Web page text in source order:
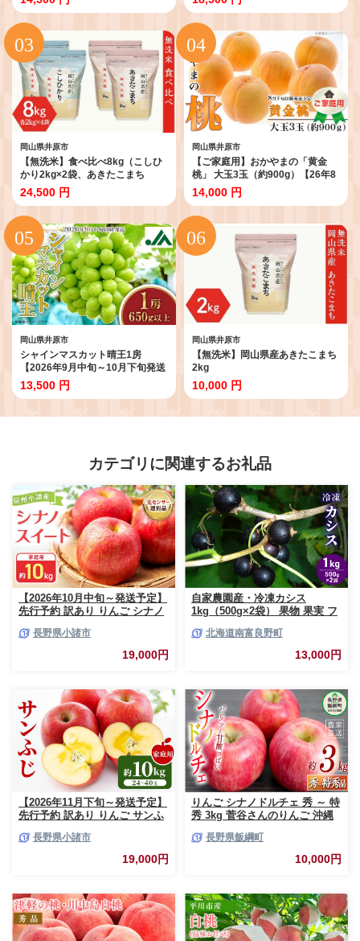
岡山県井原市
【無洗米】食べ比べ8kg（こしひ
かり2kg×2袋、あきたこまち
2kg×2袋）
24,500 円
岡山県井原市
【ご家庭用】おかやまの「黄金
桃」 大玉3玉（約900g）【26年8
月下旬以降に順次発送】
14,000 円
岡山県井原市
シャインマスカット晴王1房
【2026年9月中旬～10月下旬発送
予定】（いばら愛菜館）
13,500 円
岡山県井原市
【無洗米】岡山県産あきたこまち
2kg
10,000 円
カテゴリに関連するお礼品
【2026年10月中旬～発送予定】
先行予約 訳あり りんご シナノ
庭用 フルーツ 果物 甘い 訳あり
長野県小諸市
19,000円
自家農園産・冷凍カシス
1kg（500g×2袋） 果物 果実 フ
北海道南富良野町
13,000円
【2026年11月下旬～発送予定】
先行予約 訳あり りんご サンふ
フルーツ 果物 甘い おいしい 林
長野県小諸市
19,000円
りんご シナノドルチェ 秀 ～ 特
秀 3kg 菅谷さんのりんご 沖縄
頃から2026年10月上旬頃まで順
次発送予定 令和8年度出荷分 長
長野県飯綱町
10,000円